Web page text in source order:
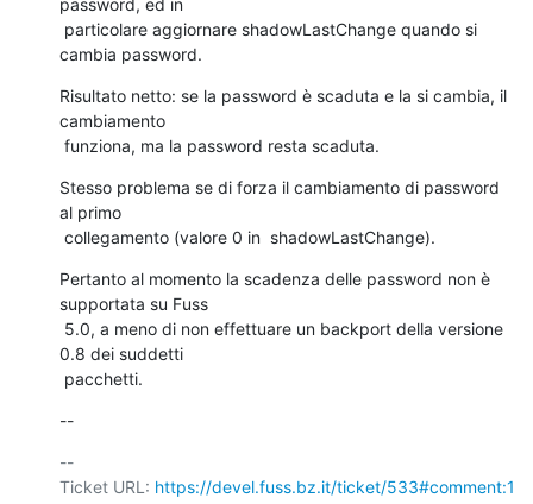
cambia password.
Risultato netto: se la password è scaduta e la si cambia, il
cambiamento
funziona, ma la password resta scaduta.
Stesso problema se di forza il cambiamento di password
al primo
collegamento (valore 0 in  shadowLastChange).
Pertanto al momento la scadenza delle password non è
supportata su Fuss
0.8 dei suddetti
pacchetti.
--
--
Ticket URL: https://devel.fuss.bz.it/ticket/533#comment:1